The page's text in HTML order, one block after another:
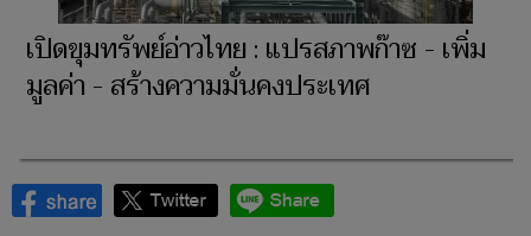
เปิดขุมทรัพย์อ่าวไทย : แปรสภาพก๊าซ - เพิ่ม
มูลค่า - สร้างความมั่นคงประเทศ